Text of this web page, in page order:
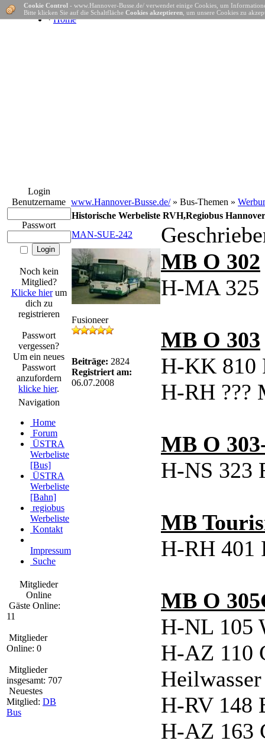
· Home
Login
Benutzername
Passwort
Noch kein
Mitglied?
Klicke hierum
dich zu
registrieren
Passwort
vergessen?
Um ein neues
Passwort
anzufordern
klicke hier.
Navigation
Home
Forum
ÜSTRA
Werbeliste
[Bus]
ÜSTRA
Werbeliste
[Bahn]
regiobus
Werbeliste
Kontakt
Impressum
Suche
Mitglieder
Online
Gäste Online:
11
Mitglieder
Online: 0
Mitglieder
insgesamt: 707
Neuestes
Mitglied: DB
Bus
Cookie Control - www.Hannover-Busse.de/ verwendet einige Cookies, um
Bitte klicken Sie auf die Schaltfläche Cookies akzeptieren , um unsere Cookies zu
www.Hannover-Busse.de/» Bus-Themen »
Historische Werbeliste RVH,Regiobus Hannover
MAN-SUE-242
Fusioneer
Beiträge: 2824
Registriert am:
06.07.2008
MB O 302
H-MA 325
MB O 303
H-KK 810
H-RH ???
MB O
H-NS 323
MB
H-RH 401
MB O
H-NL 105
H-AZ 110
Heilwasser
H-RV 148
H-AZ 163